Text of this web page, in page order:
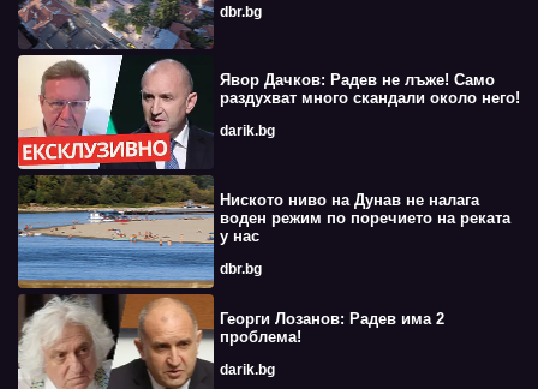
dbr.bg
Явор Дачков: Радев не лъже! Само
раздухват много скандали около него!
darik.bg
Ниското ниво на Дунав не налага
воден режим по поречието на реката
у нас
dbr.bg
Георги Лозанов: Радев има 2
проблема!
darik.bg